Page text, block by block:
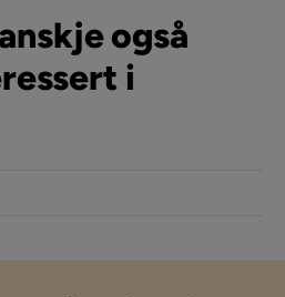
også
i